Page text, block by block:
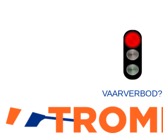
VAARVERBOD?